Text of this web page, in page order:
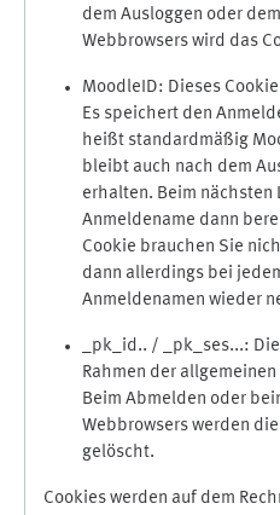
dem Ausloggen oder
Webbrowsers wird das
MoodleID: Dieses
Es speichert den
heißt standardmäßig
bleibt auch nach dem
erhalten. Beim nächsten
Anmeldename dann
Cookie brauchen Sie
dann allerdings bei
Anmeldenamen wieder
_pk_id.. / _pk_ses...:
Rahmen der
Beim Abmelden oder
Webbrowsers werden
gelöscht.
Cookies werden auf dem